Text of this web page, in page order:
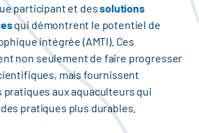
participant et dessolutions
qui démontrent le potentiel de
intégrée (AMTI). Ces
non seulement de faire progresser
mais fournissent
aux aquaculteurs qui
pratiques plus durables.